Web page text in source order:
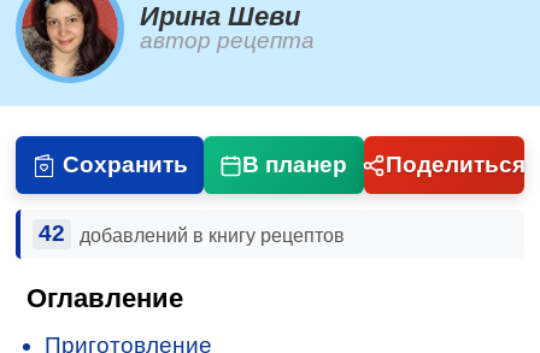
Ирина Шеви
автор рецепта
Сохранить В планер Поделиться
42 добавлений в книгу рецептов
Оглавление
Приготовление